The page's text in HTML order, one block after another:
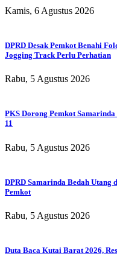
Kamis, 6 Agustus 2026
DPRD Desak Pemkot Benahi
Jogging Track Perlu Perhatian
Rabu, 5 Agustus 2026
PKS Dorong Pemkot
11
Rabu, 5 Agustus 2026
DPRD Samarinda Bedah Utang
Pemkot
Rabu, 5 Agustus 2026
Duta Baca Kutai Barat 2026,